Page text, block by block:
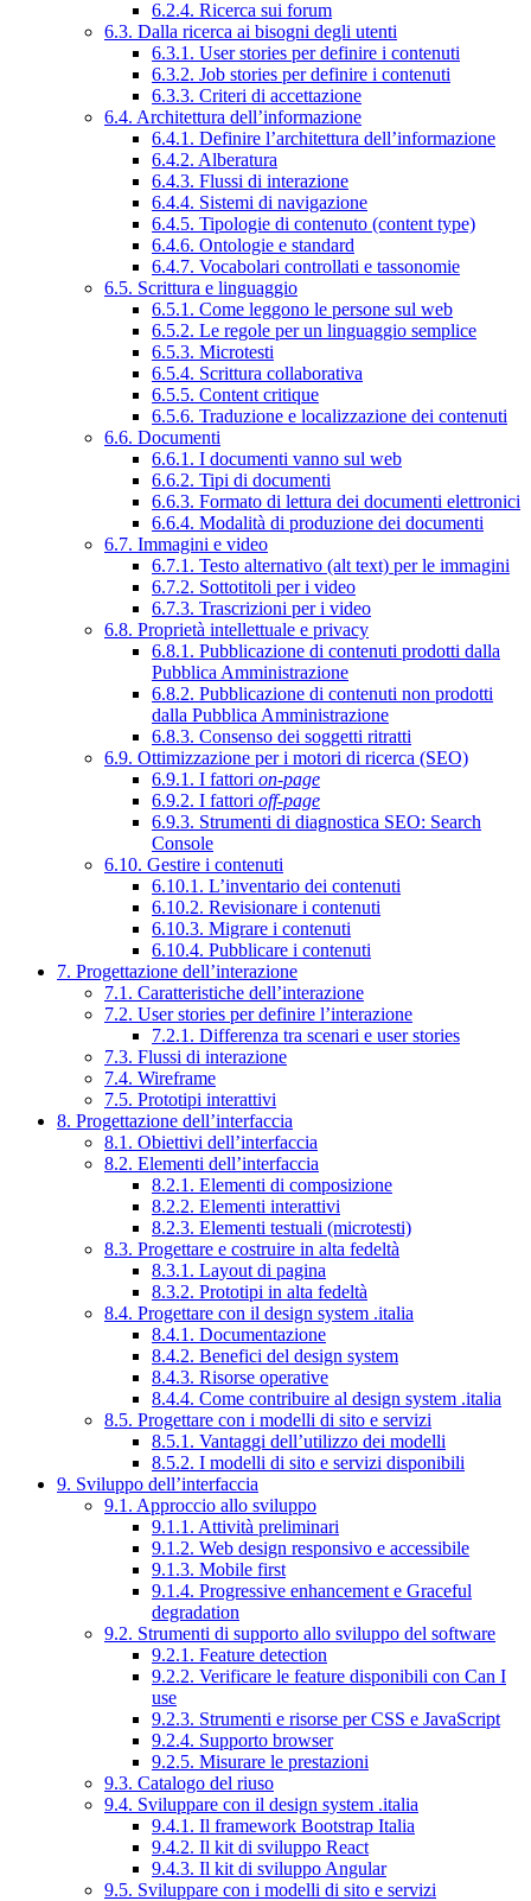
6.2.4. Ricerca sui forum
6.3. Dalla ricerca ai bisogni degli utenti
6.3.1. User stories per definire i contenuti
6.3.2. Job stories per definire i contenuti
6.3.3. Criteri di accettazione
6.4. Architettura dell’informazione
6.4.1. Definire l’architettura dell’informazione
6.4.2. Alberatura
6.4.3. Flussi di interazione
6.4.4. Sistemi di navigazione
6.4.5. Tipologie di contenuto (content type)
6.4.6. Ontologie e standard
6.4.7. Vocabolari controllati e tassonomie
6.5. Scrittura e linguaggio
6.5.1. Come leggono le persone sul web
6.5.2. Le regole per un linguaggio semplice
6.5.3. Microtesti
6.5.4. Scrittura collaborativa
6.5.5. Content critique
6.5.6. Traduzione e localizzazione dei contenuti
6.6. Documenti
6.6.1. I documenti vanno sul web
6.6.2. Tipi di documenti
6.6.3. Formato di lettura dei documenti elettronici
6.6.4. Modalità di produzione dei documenti
6.7. Immagini e video
6.7.1. Testo alternativo (alt text) per le immagini
6.7.2. Sottotitoli per i video
6.7.3. Trascrizioni per i video
6.8. Proprietà intellettuale e privacy
6.8.1. Pubblicazione di contenuti prodotti dalla
Pubblica Amministrazione
6.8.2. Pubblicazione di contenuti non prodotti
dalla Pubblica Amministrazione
6.8.3. Consenso dei soggetti ritratti
6.9. Ottimizzazione per i motori di ricerca (SEO)
6.9.1. I fattori on-page
6.9.2. I fattori off-page
6.9.3. Strumenti di diagnostica SEO: Search
Console
6.10. Gestire i contenuti
6.10.1. L’inventario dei contenuti
6.10.2. Revisionare i contenuti
6.10.3. Migrare i contenuti
6.10.4. Pubblicare i contenuti
7. Progettazione dell’interazione
7.1. Caratteristiche dell’interazione
7.2. User stories per definire l’interazione
7.2.1. Differenza tra scenari e user stories
7.3. Flussi di interazione
7.4. Wireframe
7.5. Prototipi interattivi
8. Progettazione dell’interfaccia
8.1. Obiettivi dell’interfaccia
8.2. Elementi dell’interfaccia
8.2.1. Elementi di composizione
8.2.2. Elementi interattivi
8.2.3. Elementi testuali (microtesti)
8.3. Progettare e costruire in alta fedeltà
8.3.1. Layout di pagina
8.3.2. Prototipi in alta fedeltà
8.4. Progettare con il design system .italia
8.4.1. Documentazione
8.4.2. Benefici del design system
8.4.3. Risorse operative
8.4.4. Come contribuire al design system .italia
8.5. Progettare con i modelli di sito e servizi
8.5.1. Vantaggi dell’utilizzo dei modelli
8.5.2. I modelli di sito e servizi disponibili
9. Sviluppo dell’interfaccia
9.1. Approccio allo sviluppo
9.1.1. Attività preliminari
9.1.2. Web design responsivo e accessibile
9.1.3. Mobile first
9.1.4. Progressive enhancement e Graceful
degradation
9.2. Strumenti di supporto allo sviluppo del software
9.2.1. Feature detection
9.2.2. Verificare le feature disponibili con Can I
use
9.2.3. Strumenti e risorse per CSS e JavaScript
9.2.4. Supporto browser
9.2.5. Misurare le prestazioni
9.3. Catalogo del riuso
9.4. Sviluppare con il design system .italia
9.4.1. Il framework Bootstrap Italia
9.4.2. Il kit di sviluppo React
9.4.3. Il kit di sviluppo Angular
9.5. Sviluppare con i modelli di sito e servizi